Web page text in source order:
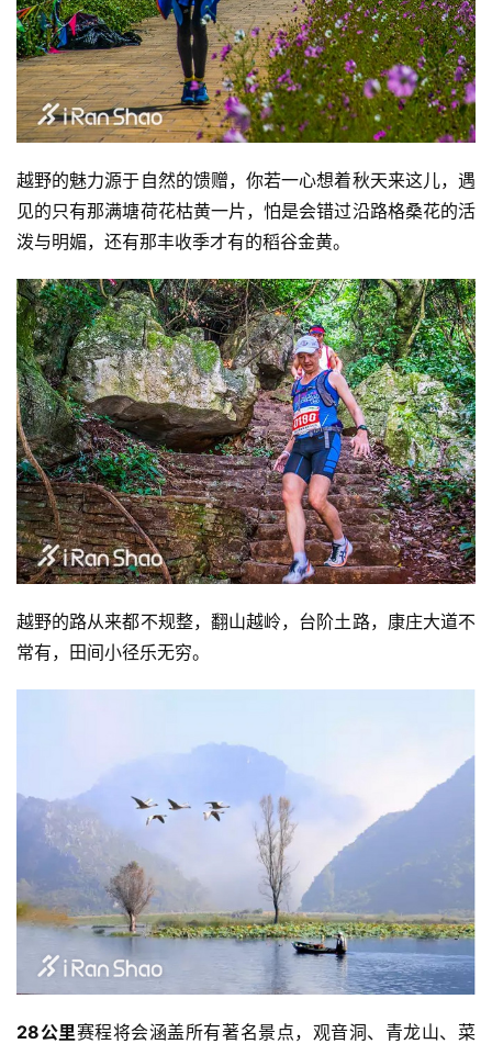
装
备
训
练
视
用
户
精
选
运
动
集
越野的魅力源于自然的馈赠，你若一心想着秋天来这儿，遇
见的只有那满塘荷花枯黄一片，怕是会错过沿路格桑花的活
泼与明媚，还有那丰收季才有的稻谷金黄。
越野的路从来都不规整，翻山越岭，台阶土路，康庄大道不
常有，田间小径乐无穷。
28公里赛程将会涵盖所有著名景点，观音洞、青龙山、菜